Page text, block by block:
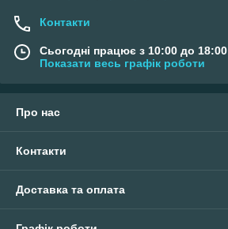
Контакти
Сьогодні працює з 10:00 до 18:00
Показати весь графік роботи
Про нас
Контакти
Доставка та оплата